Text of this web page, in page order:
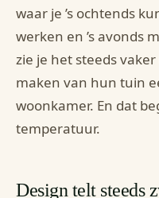
waar je ’s ochtends
werken en ’s avonds
zie je het steeds
maken van hun tuin
woonkamer. En dat
temperatuur.
Design telt steeds